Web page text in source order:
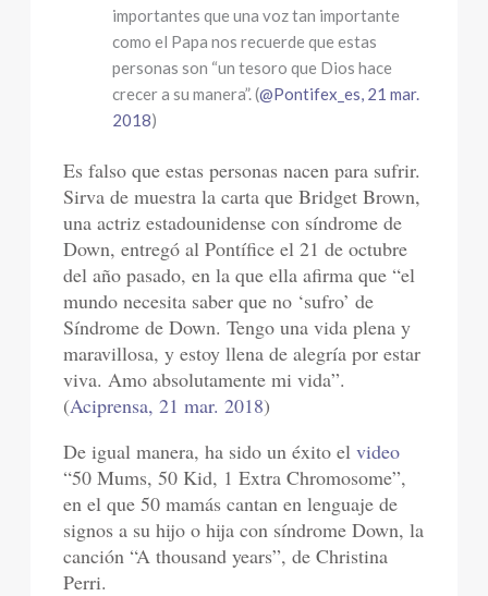
importantes que una voz tan importante
como el Papa nos recuerde que estas
personas son “un tesoro que Dios hace
crecer a su manera”. (@Pontifex_es, 21 mar.
2018)
Es falso que estas personas nacen para sufrir.
Sirva de muestra la carta que Bridget Brown,
una actriz estadounidense con síndrome de
Down, entregó al Pontífice el 21 de octubre
del año pasado, en la que ella afirma que “el
mundo necesita saber que no ‘sufro’ de
Síndrome de Down. Tengo una vida plena y
maravillosa, y estoy llena de alegría por estar
viva. Amo absolutamente mi vida”.
(Aciprensa, 21 mar. 2018)
De igual manera, ha sido un éxito elvideo
“50 Mums, 50 Kid, 1 Extra Chromosome”,
en el que 50 mamás cantan en lenguaje de
signos a su hijo o hija con síndrome Down, la
canción “A thousand years”, de Christina
Perri.